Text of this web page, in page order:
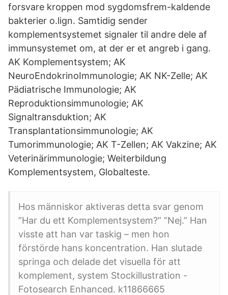
forsvare kroppen mod sygdomsfrem-kaldende
bakterier o.lign. Samtidig sender
komplementsystemet signaler til andre dele af
immunsystemet om, at der er et angreb i gang.
AK Komplementsystem; AK
NeuroEndokrinoImmunologie; AK NK-Zelle; AK
Pädiatrische Immunologie; AK
Reproduktionsimmunologie; AK
Signaltransduktion; AK
Transplantationsimmunologie; AK
Tumorimmunologie; AK T-Zellen; AK Vakzine; AK
Veterinärimmunologie; Weiterbildung
Komplementsystem, Globalteste.
Hos människor aktiveras detta svar genom
”Har du ett Komplementsystem?” ”Nej.” Han
visste att han var taskig – men hon
förstörde hans koncentration. Han slutade
springa och delade det visuella för att
komplement, system Stockillustration -
Fotosearch Enhanced. k11866665